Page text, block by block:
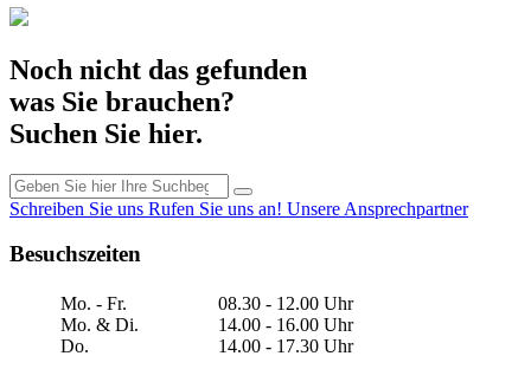
Noch nicht das gefunden
was Sie brauchen?
Suchen Sie hier.
Schreiben Sie uns Rufen Sie uns an! Unsere Ansprechpartner
Besuchszeiten
Mo. - Fr.
Mo. & Di.
Do.
08.30 - 12.00 Uhr
14.00 - 16.00 Uhr
14.00 - 17.30 Uhr